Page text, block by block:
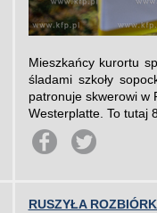
Mieszkańcy kurortu
śladami szkoły
patronuje skwerowi w
Westerplatte. To tutaj
RUSZYŁA